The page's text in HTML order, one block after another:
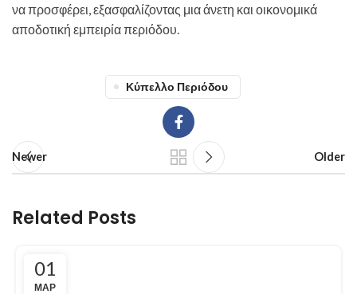
να προσφέρει, εξασφαλίζοντας μια άνετη και οικονομικά
αποδοτική εμπειρία περιόδου.
Κύπελλο Περιόδου
Newer Older
Related Posts
01
ΜΑΡ